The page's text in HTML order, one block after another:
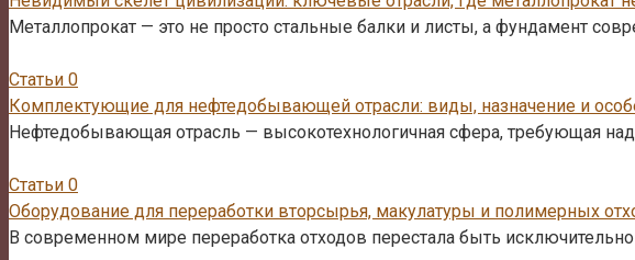
Металлопрокат — это не просто стальные балки и листы, а фундамент
Статьи 0
Комплектующие для нефтедобывающей отрасли: виды, назначение и
Нефтедобывающая отрасль — высокотехнологичная сфера, требующая
Статьи 0
Оборудование для переработки вторсырья, макулатуры и полимерных
В современном мире переработка отходов перестала быть